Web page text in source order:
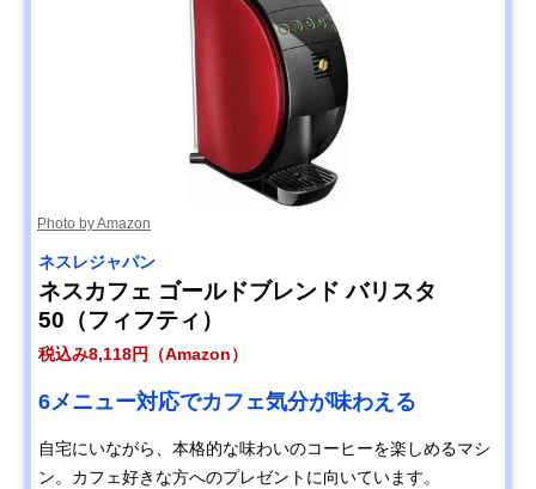
Photo by Amazon
ネスレジャパン
ネスカフェ ゴールドブレンド バリスタ
50（フィフティ）
税込み8,118円（Amazon）
6メニュー対応でカフェ気分が味わえる
自宅にいながら、本格的な味わいのコーヒーを楽しめるマシ
ン。カフェ好きな方へのプレゼントに向いています。